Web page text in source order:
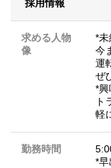
採用情報
求める人物
像
*未
今
運
ぜ
*
ト
軽
勤務時間
*早